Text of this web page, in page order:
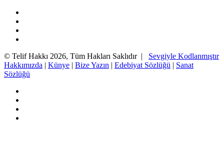
© Telif Hakkı 2026, Tüm Hakları Saklıdır | Sevgiyle Kodlanmıştır
Hakkımızda | Künye | Bize Yazın | Edebiyat Sözlüğü | Sanat
Sözlüğü